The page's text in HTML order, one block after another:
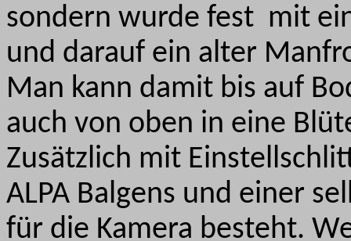
sondern wurde fest mit
und darauf ein alter
Man kann damit bis auf
auch von oben in eine
Zusätzlich mit
ALPA Balgens und einer
für die Kamera besteht.